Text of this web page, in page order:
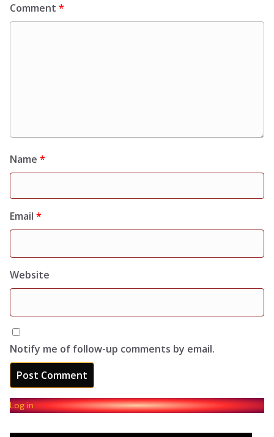
Comment *
Name *
Email *
Website
Notify me of follow-up comments by email.
Log in